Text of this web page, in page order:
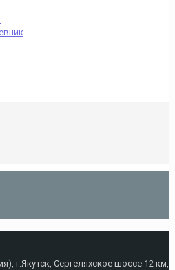
г.Якутск, Сергеляхское шоссе 12 км,